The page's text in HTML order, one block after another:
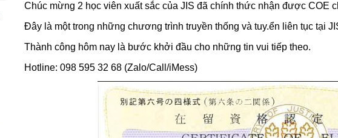
Chúc mừng 2 học viên xuất sắc của JIS đã chính thức nhận được COE
Đây là một trong những chương trình truyền thống và tuy.ển liên tục tại
Thành công hôm nay là bước khởi đầu cho những tin vui tiếp theo.
Hotline: 098 595 32 68 (Zalo/Call/iMess)